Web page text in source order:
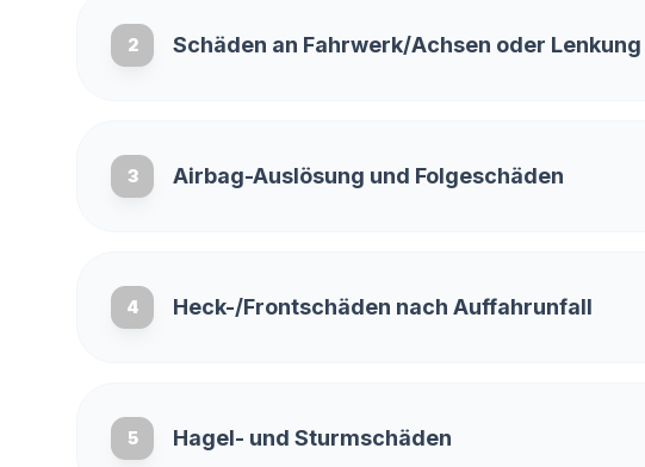
2 Schäden an Fahrwerk/Achsen oder Lenkung
3 Airbag-Auslösung und Folgeschäden
4 Heck-/Frontschäden nach Auffahrunfall
5 Hagel- und Sturmschäden